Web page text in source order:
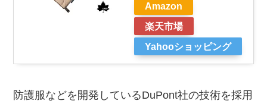
Amazon
楽天市場
Yahooショッピング
防護服などを開発しているDuPont社の技術を採用